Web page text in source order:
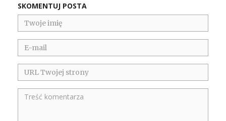
SKOMENTUJ POSTA